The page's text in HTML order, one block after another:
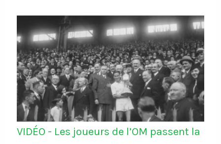
VIDÉO - Les joueurs de l’OM passent la